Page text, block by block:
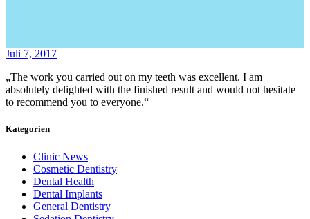
Juli 7, 2017
„The work you carried out on my teeth was excellent. I am
absolutely delighted with the finished result and would not hesitate
to recommend you to everyone.“
Kategorien
Clinic News
Cosmetic Dentistry
Dental Health
Dental Implants
General Dentistry